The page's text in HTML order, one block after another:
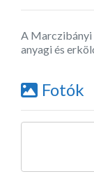
A Marczibányi
anyagi és
Fotók